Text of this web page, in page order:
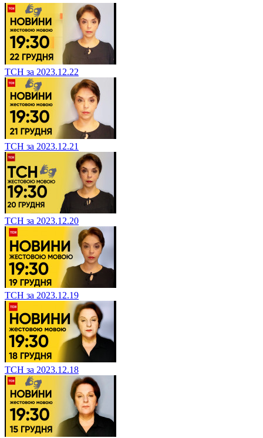
ТСН за 2023.12.22
ТСН за 2023.12.21
ТСН за 2023.12.20
ТСН за 2023.12.19
ТСН за 2023.12.18